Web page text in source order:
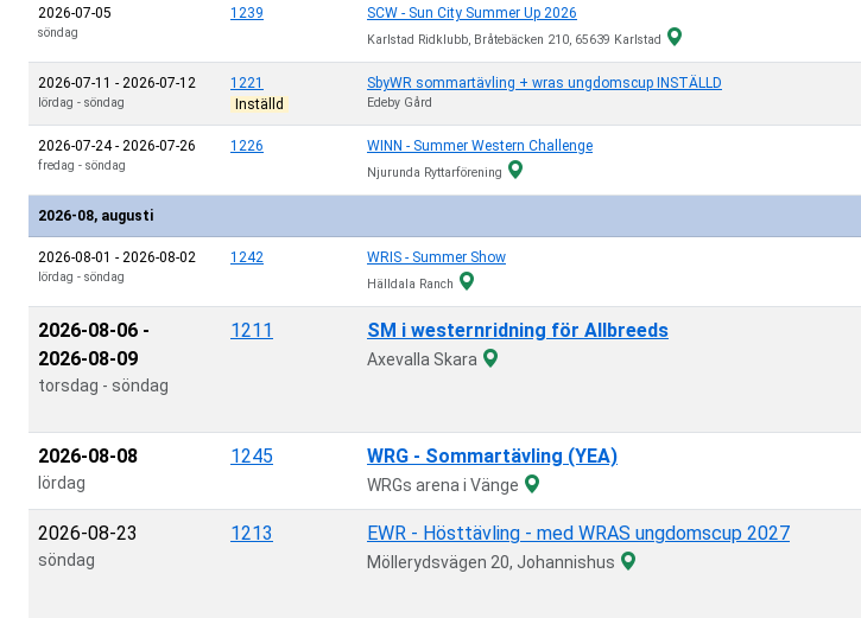
2026-07-05
söndag
1239 SCW - Sun City Summer Up 2026
Karlstad Ridklubb, Bråtebäcken 210, 65639 Karlstad
2026-07-11 - 2026-07-12
lördag - söndag
1221
Inställd
SbyWR sommartävling + wras ungdomscup INSTÄLLD
Edeby Gård
2026-07-24 - 2026-07-26
fredag - söndag
1226 WINN - Summer Western Challenge
Njurunda Ryttarförening
2026-08, augusti
2026-08-01 - 2026-08-02
lördag - söndag
1242 WRIS - Summer Show
Hälldala Ranch
2026-08-06 -
2026-08-09
torsdag - söndag
1211 SM i westernridning för Allbreeds
Axevalla Skara
2026-08-08
lördag
1245 WRG - Sommartävling (YEA)
WRGs arena i Vänge
2026-08-23
söndag
1213 EWR - Hösttävling - med WRAS ungdomscup 2027
Möllerydsvägen 20, Johannishus